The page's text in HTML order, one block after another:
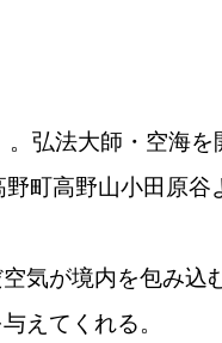
弘法大師・空海を
町高野山小田原谷
気が境内を包み込
えてくれる。